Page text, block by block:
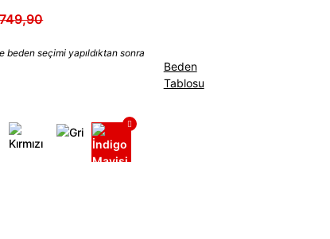
beden seçimi yapıldıktan sonra
Beden
Tablosu